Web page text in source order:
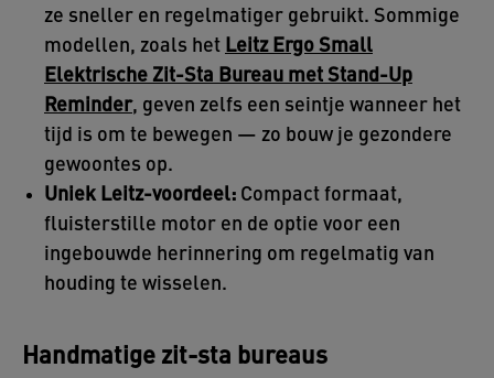
ze sneller en regelmatiger gebruikt. Sommige
modellen, zoals het Leitz Ergo Small
Elektrische Zit-Sta Bureau met Stand-Up
Reminder, geven zelfs een seintje wanneer het
tijd is om te bewegen — zo bouw je gezondere
gewoontes op.
Uniek Leitz-voordeel: Compact formaat,
fluisterstille motor en de optie voor een
ingebouwde herinnering om regelmatig van
houding te wisselen.
Handmatige zit-sta bureaus